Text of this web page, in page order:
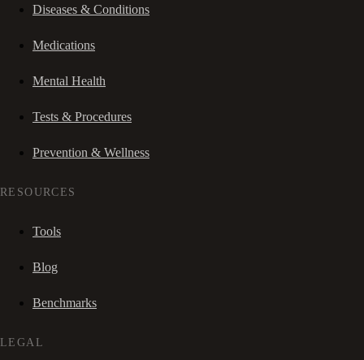
Diseases & Conditions
Medications
Mental Health
Tests & Procedures
Prevention & Wellness
RESOURCES
Tools
Blog
Benchmarks
LEGAL